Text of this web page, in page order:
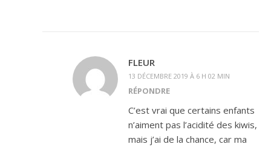
FLEUR
13 DÉCEMBRE 2019 À 6 H 02 MIN
RÉPONDRE
C’est vrai que certains enfants
n’aiment pas l’acidité des kiwis,
mais j’ai de la chance, car ma